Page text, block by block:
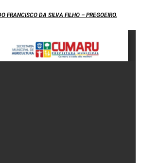
FRANCISCO DA SILVA FILHO – PREGOEIRO.